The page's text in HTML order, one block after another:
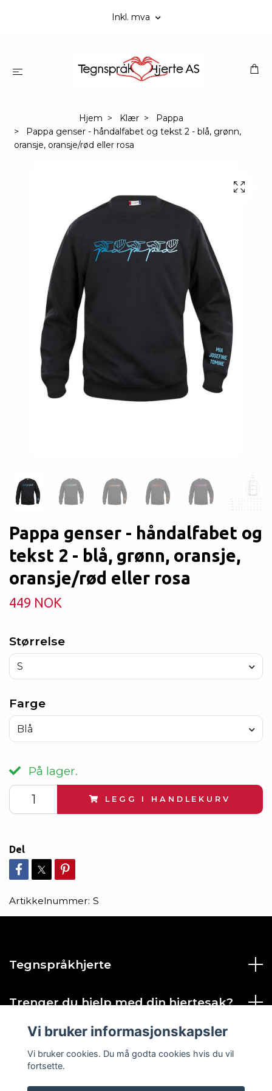
Inkl. mva
Hjem Klær
Pappa
Pappa genser - håndalfabet og tekst 2 - blå, grønn,
oransje, oransje/rød eller rosa
Pappa genser - håndalfabet og
tekst 2 - blå, grønn, oransje,
oransje/rød eller rosa
449 NOK
Størrelse
S
Farge
Blå
På lager.
LEGG I HANDLEKURV
Del
Artikkelnummer: S
Tegnspråkhjerte
Trenger du hjelp med din hjertesak?
Sosiale medier
Vi bruker informasjonskapsler
Vi bruker cookies. Du må godta cookies hvis du vil
fortsette.